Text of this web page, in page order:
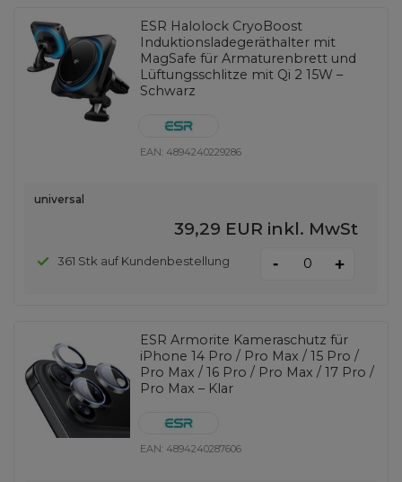
ESR Halolock CryoBoost
Induktionsladegeräthalter mit
MagSafe für Armaturenbrett und
Lüftungsschlitze mit Qi 2 15W –
Schwarz
EAN: 4894240229286
universal
39,29 EUR inkl. MwSt
361 Stk auf Kundenbestellung - +
ESR Armorite Kameraschutz für
iPhone 14 Pro / Pro Max / 15 Pro /
Pro Max / 16 Pro / Pro Max / 17 Pro /
Pro Max – Klar
EAN: 4894240287606